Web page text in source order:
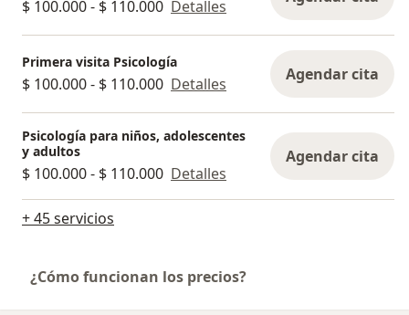
$ 100.000 - $ 110.000 Detalles
Primera visita Psicología
$ 100.000 - $ 110.000 Detalles Agendar cita
Psicología para niños, adolescentes
y adultos
$ 100.000 - $ 110.000 Detalles
Agendar cita
+ 45 servicios
¿Cómo funcionan los precios?